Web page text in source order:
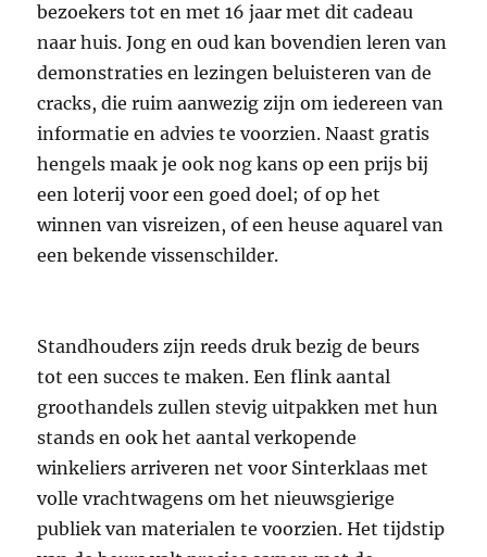
bezoekers tot en met 16 jaar met dit cadeau
naar huis. Jong en oud kan bovendien leren van
demonstraties en lezingen beluisteren van de
cracks, die ruim aanwezig zijn om iedereen van
informatie en advies te voorzien. Naast gratis
hengels maak je ook nog kans op een prijs bij
een loterij voor een goed doel; of op het
winnen van visreizen, of een heuse aquarel van
een bekende vissenschilder.
Standhouders zijn reeds druk bezig de beurs
tot een succes te maken. Een flink aantal
groothandels zullen stevig uitpakken met hun
stands en ook het aantal verkopende
winkeliers arriveren net voor Sinterklaas met
volle vrachtwagens om het nieuwsgierige
publiek van materialen te voorzien. Het tijdstip